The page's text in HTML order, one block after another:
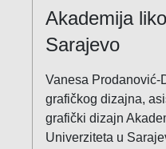
Akademija
Sarajevo
Vanesa Prodanović-
grafičkog dizajna,
grafički dizajn
Univerziteta u